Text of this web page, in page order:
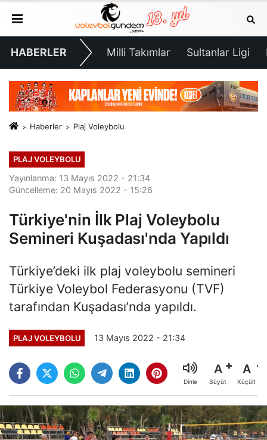
HABERLER Milli Takımlar Sultanlar Ligi
Haberler Plaj Voleybolu
PLAJ VOLEYBOLU
Yayınlanma: 13 Mayıs 2022 - 21:34
Güncelleme: 20 Mayıs 2022 - 15:26
Türkiye'nin İlk Plaj Voleybolu
Semineri Kuşadası'nda Yapıldı
Türkiye’deki ilk plaj voleybolu semineri
Türkiye Voleybol Federasyonu (TVF)
tarafından Kuşadası’nda yapıldı.
PLAJ VOLEYBOLU 13 Mayıs 2022 - 21:34
Dinle
A
Büyüt
A
Küçült